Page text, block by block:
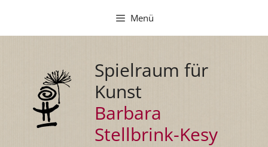
springen
Menü
Spielraum für
Kunst
Barbara
Stellbrink-Kesy